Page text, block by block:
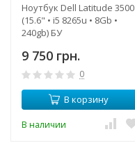
Ноутбук Dell Latitude 3500
(15.6" • i5 8265u • 8Gb •
240gb) БУ
9 750 грн.
0
В корзину
В наличии